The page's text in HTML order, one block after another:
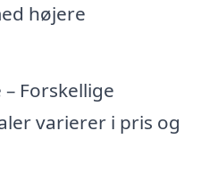
højere
Forskellige
varierer i pris og